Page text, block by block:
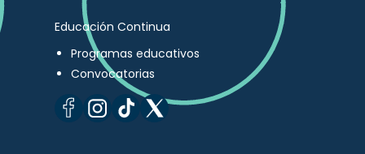
Educación Continua
Programas educativos
Convocatorias